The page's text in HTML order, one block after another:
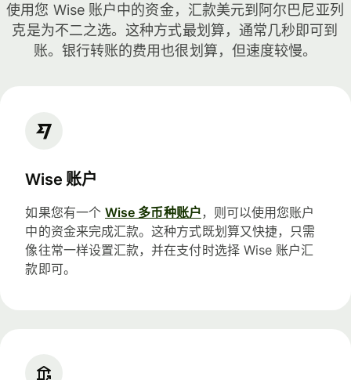
使用您 Wise 账户中的资金，汇款美元到阿尔巴尼亚列
克是为不二之选。这种方式最划算，通常几秒即可到
账。银行转账的费用也很划算，但速度较慢。
Wise 账户
如果您有一个 Wise 多币种账户，则可以使用您账户
中的资金来完成汇款。这种方式既划算又快捷，只需
像往常一样设置汇款，并在支付时选择 Wise 账户汇
款即可。